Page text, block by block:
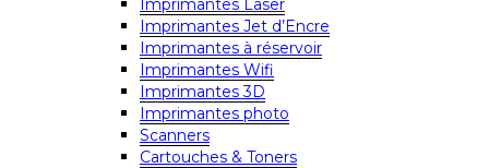
Imprimantes Laser
Imprimantes Jet d’Encre
Imprimantes à réservoir
Imprimantes Wifi
Imprimantes 3D
Imprimantes photo
Scanners
Cartouches & Toners